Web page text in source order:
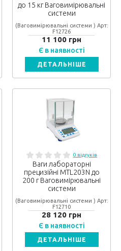
до 15 кг Ваговимірювальні
системи
(Ваговимірювальні системи ) Арт:
F12726
11 100 грн
Є в наявності
ДЕТАЛЬНІШЕ
0 відгуків
Ваги лабораторні
прецизійні MTL203N до
200 г Ваговимірювальні
системи
(Ваговимірювальні системи ) Арт:
F12710
28 120 грн
Є в наявності
ДЕТАЛЬНІШЕ